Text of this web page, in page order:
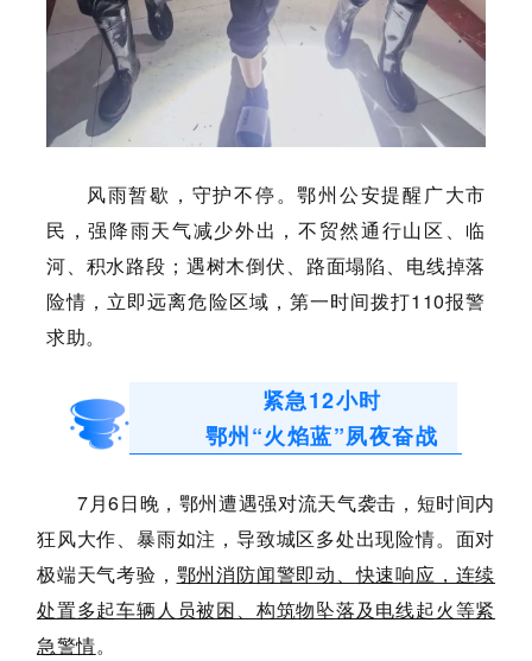
风雨暂歇，守护不停。鄂州公安提醒广大市
民，强降雨天气减少外出，不贸然通行山区、临
河、积水路段；遇树木倒伏、路面塌陷、电线掉落
险情，立即远离危险区域，第一时间拨打110报警
求助。
紧急12小时
鄂州“火焰蓝”夙夜奋战
7月6日晚，鄂州遭遇强对流天气袭击，短时间内
狂风大作、暴雨如注，导致城区多处出现险情。面对
极端天气考验， 鄂州消防闻警即动、快速响应，连续
处置多起车辆人员被困、构筑物坠落及电线起火等紧
急警情。